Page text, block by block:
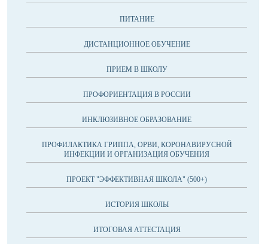
ПИТАНИЕ
ДИСТАНЦИОННОЕ ОБУЧЕНИЕ
ПРИЕМ В ШКОЛУ
ПРОФОРИЕНТАЦИЯ В РОССИИ
ИНКЛЮЗИВНОЕ ОБРАЗОВАНИЕ
ПРОФИЛАКТИКА ГРИППА, ОРВИ, КОРОНАВИРУСНОЙ
ИНФЕКЦИИ И ОРГАНИЗАЦИЯ ОБУЧЕНИЯ
ПРОЕКТ "ЭФФЕКТИВНАЯ ШКОЛА" (500+)
ИСТОРИЯ ШКОЛЫ
ИТОГОВАЯ АТТЕСТАЦИЯ